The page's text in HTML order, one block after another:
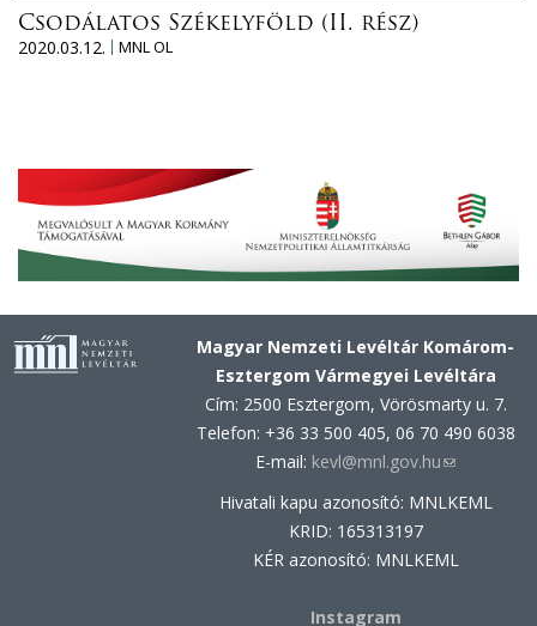
Csodálatos Székelyföld (II. rész)
2020.03.12.
MNL OL
Magyar Nemzeti Levéltár Komárom-
Esztergom Vármegyei Levéltára
Cím: 2500 Esztergom, Vörösmarty u. 7.
Telefon: +36 33 500 405, 06 70 490 6038
E-mail: kevl@mnl.gov.hu(link
Hivatali kapu azonosító: MNLKEML
KRID: 165313197
KÉR azonosító: MNLKEML
Instagram